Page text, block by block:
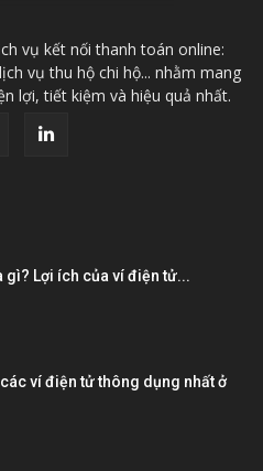
vụ kết nối thanh toán online:
vụ thu hộ chi hộ... nhằm mang
lợi, tiết kiệm và hiệu quả nhất.
gì? Lợi ích của ví điện tử...
ví điện tử thông dụng nhất ở